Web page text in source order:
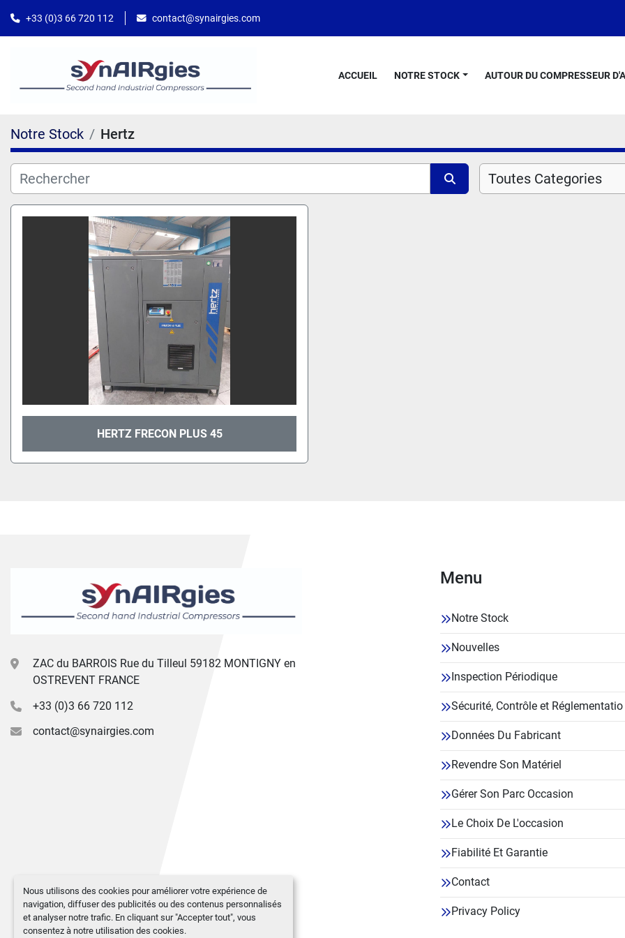
Nous utilisons des cookies pour améliorer votre expérience de
navigation, diffuser des publicités ou des contenus personnalisés
et analyser notre trafic. En cliquant sur "Accepter tout", vous
consentez à notre utilisation des cookies.
+33 (0)3 66 720 112 contact@synairgies.com
ACCUEIL NOTRE STOCK AUTOUR DU COMPRESSEUR
Notre Stock Hertz
Toutes Categories
HERTZ FRECON PLUS 45
ZAC du BARROIS Rue du Tilleul 59182 MONTIGNY en
OSTREVENT FRANCE
+33 (0)3 66 720 112
contact@synairgies.com
Menu
Notre Stock
Nouvelles
Inspection Périodique
Sécurité, Contrôle et Réglementatio
Données Du Fabricant
Revendre Son Matériel
Gérer Son Parc Occasion
Le Choix De L'occasion
Fiabilité Et Garantie
Contact
Privacy Policy